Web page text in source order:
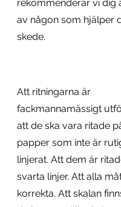
rekommenderar vi dig
av någon som hjälper
skede.
Att ritningarna är
fackmannamässigt
att de ska vara ritade
papper som inte är
linjerat. Att dem är
svarta linjer. Att alla
korrekta. Att skalan